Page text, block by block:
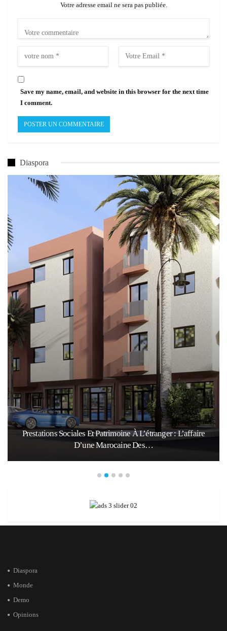
Votre adresse email ne sera pas publiée.
Save my name, email, and website in this browser for the next time
I comment.
Diaspora
Prestations Sociales Et Patrimoine À L’étranger : L’affaire
D’une Marocaine Des…
Diaspora
Monde
Demo
Opinions